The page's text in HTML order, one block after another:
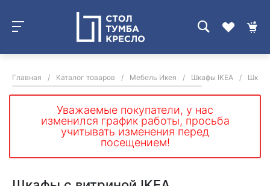
Главная / Каталог товаров / Мебель Икея / Шкафы IKEA /
Уважаемые покупатели, у нас
изменился график работы, просьба
учитывать изменения перед
посещением!